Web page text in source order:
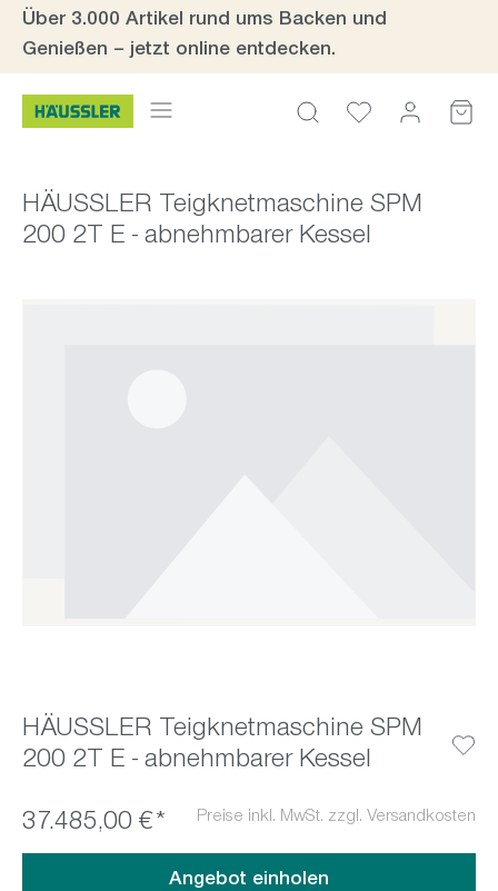
Zum Hauptinhalt springen
Über 3.000 Artikel rund ums Backen und
Genießen – jetzt online entdecken.
HÄUSSLER Teigknetmaschine SPM
200 2T E - abnehmbarer Kessel
HÄUSSLER Teigknetmaschine SPM
200 2T E - abnehmbarer Kessel
37.485,00 €* Preise inkl. MwSt. zzgl. Versandkosten
Angebot einholen